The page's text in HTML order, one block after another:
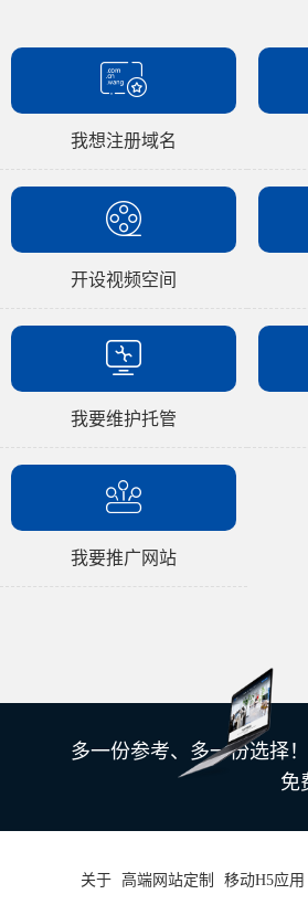
我想注册域名
开设视频空间
我要维护托管
我要推广网站
多一份参考、多一份选择！
免
关于 高端网站定制 移动H5应用